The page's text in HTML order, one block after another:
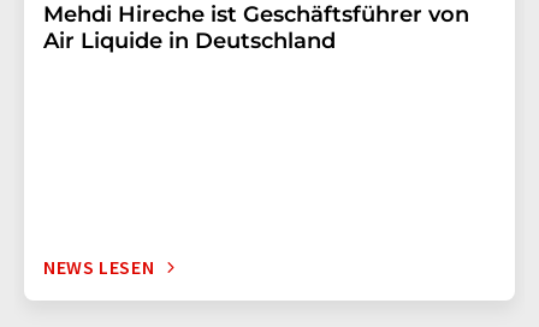
Mehdi Hireche ist Geschäftsführer von
Air Liquide in Deutschland
NEWS LESEN